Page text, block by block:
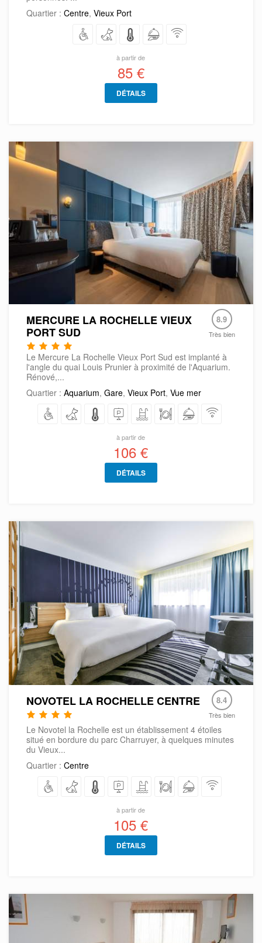
Quartier : Centre, Vieux Port
à partir de
85 €
DÉTAILS
MERCURE LA ROCHELLE VIEUX
PORT SUD
8.9
Très bien
Le Mercure La Rochelle Vieux Port Sud est implanté à
l'angle du quai Louis Prunier à proximité de l'Aquarium.
Rénové,...
Quartier : Aquarium, Gare, Vieux Port, Vue mer
à partir de
106 €
DÉTAILS
NOVOTEL LA ROCHELLE CENTRE 8.4
Très bien
Le Novotel la Rochelle est un établissement 4 étoiles
situé en bordure du parc Charruyer, à quelques minutes
du Vieux...
Quartier : Centre
à partir de
105 €
DÉTAILS